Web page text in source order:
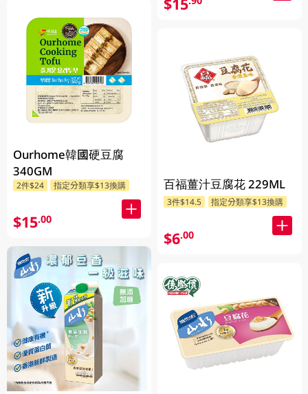
Ourhome韓國硬豆腐
340GM
2件$24 指定分類享$13換購
$15.00
百福薑汁豆腐花 229ML
3件$14.5 指定分類享$13換購
$6.00